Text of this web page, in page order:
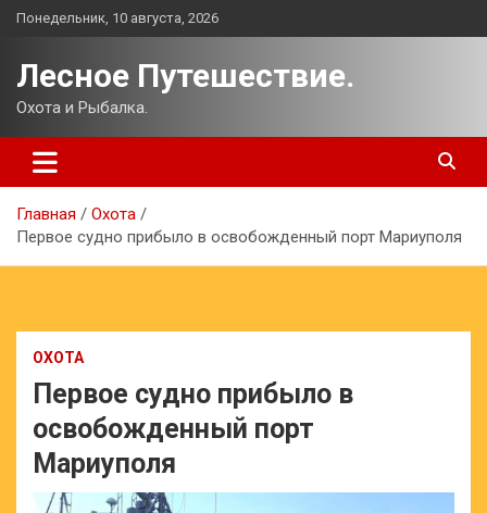
Перейти
Понедельник, 10 августа, 2026
Лесное Путешествие.
Охота и Рыбалка.
Главная
Охота
Первое судно прибыло в освобожденный порт Мариуполя
ОХОТА
Первое судно прибыло в
освобожденный порт
Мариуполя